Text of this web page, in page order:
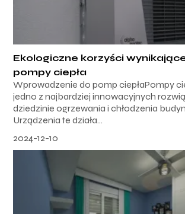
Ekologiczne korzyści
pompy ciepła
Wprowadzenie do pomp ciepłaPompy
jedno z najbardziej innowacyjnych
dziedzinie ogrzewania i chłodzenia
Urządzenia te działa...
2024-12-10